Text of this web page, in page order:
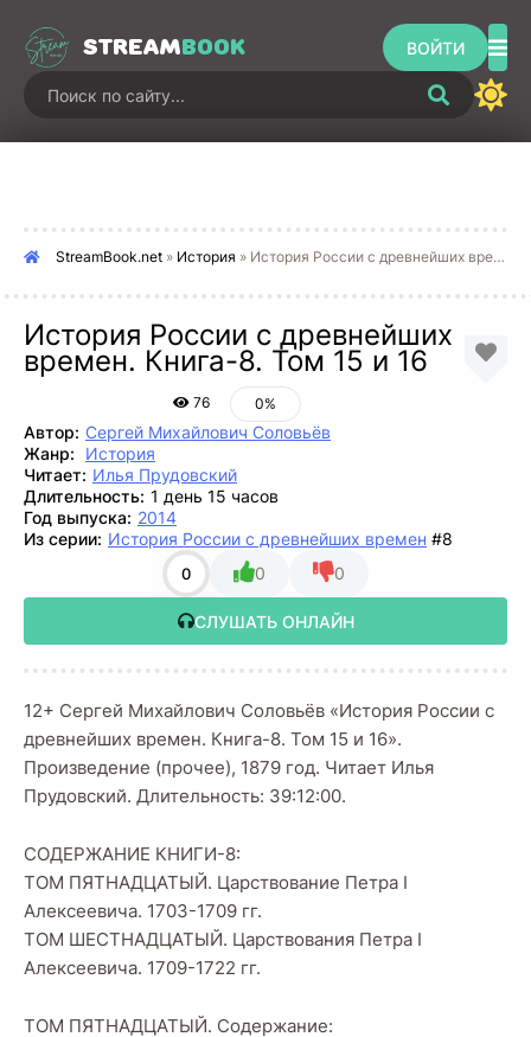
STREAMBOOK ВОЙТИ
StreamBook.net » История » История России с древнейших времен. Книга-8. Том 15 и 16
История России с древнейших
времен. Книга-8. Том 15 и 16
76 0%
Автор: Сергей Михайлович Соловьёв
Жанр:
История
Читает: Илья Прудовский
Длительность: 1 день 15 часов
Год выпуска: 2014
Из серии: История России с древнейших времен #8
0 0 0
СЛУШАТЬ ОНЛАЙН
12+ Сергей Михайлович Соловьёв «История России с
древнейших времен. Книга-8. Том 15 и 16».
Произведение (прочее), 1879 год. Читает Илья
Прудовский. Длительность: 39:12:00.
СОДЕРЖАНИЕ КНИГИ-8:
ТОМ ПЯТНАДЦАТЫЙ. Царствование Петра I
Алексеевича. 1703-1709 гг.
ТОМ ШЕСТНАДЦАТЫЙ. Царствования Петра I
Алексеевича. 1709-1722 гг.
ТОМ ПЯТНАДЦАТЫЙ. Содержание: